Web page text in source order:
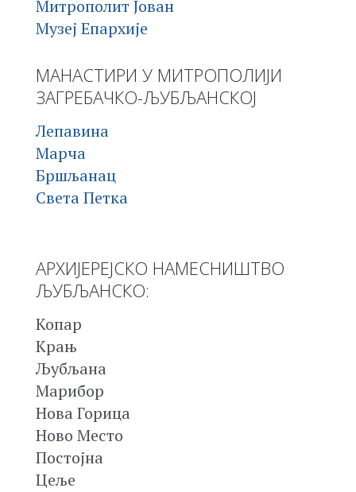
Митрополит Јован
Музеј Епархије
МАНАСТИРИ У МИТРОПОЛИЈИ
ЗАГРЕБАЧКО-ЉУБЉАНСКОЈ
Лепавина
Марча
Бршљанац
Света Петка
АРХИЈЕРЕЈСКО НАМЕСНИШТВО
ЉУБЉАНСКО:
Копар
Крањ
Љубљана
Марибор
Нова Горица
Ново Место
Постојна
Цеље